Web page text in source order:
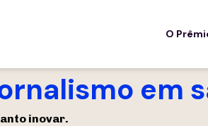
O
em
inovar.